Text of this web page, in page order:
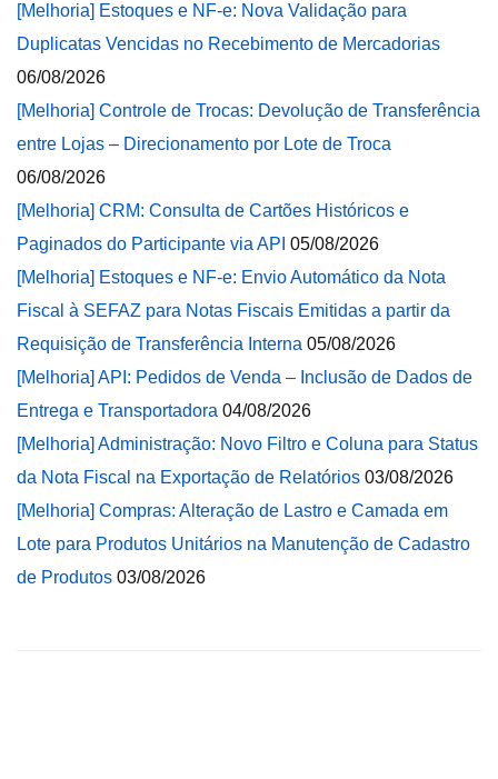
[Melhoria] Estoques e NF-e: Nova Validação para
Duplicatas Vencidas no Recebimento de Mercadorias
06/08/2026
[Melhoria] Controle de Trocas: Devolução de Transferência
entre Lojas – Direcionamento por Lote de Troca
06/08/2026
[Melhoria] CRM: Consulta de Cartões Históricos e
Paginados do Participante via API 05/08/2026
[Melhoria] Estoques e NF-e: Envio Automático da Nota
Fiscal à SEFAZ para Notas Fiscais Emitidas a partir da
Requisição de Transferência Interna 05/08/2026
[Melhoria] API: Pedidos de Venda – Inclusão de Dados de
Entrega e Transportadora 04/08/2026
[Melhoria] Administração: Novo Filtro e Coluna para Status
da Nota Fiscal na Exportação de Relatórios 03/08/2026
[Melhoria] Compras: Alteração de Lastro e Camada em
Lote para Produtos Unitários na Manutenção de Cadastro
de Produtos 03/08/2026